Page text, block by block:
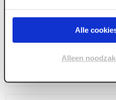
Alle
Alleen
Log in
Wil je de scherpste prijs?